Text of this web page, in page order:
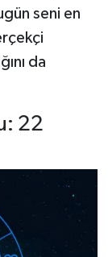
seni en
da
22